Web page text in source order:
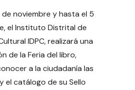
noviembre y hasta el 5
el Instituto Distrital de
IDPC, realizará una
de la Feria del libro,
a la ciudadanía las
el catálogo de su Sello